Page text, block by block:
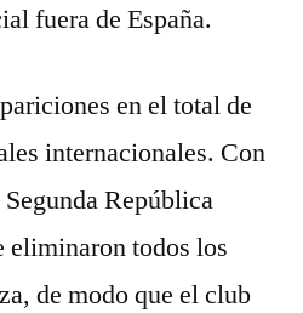
fuera de España.
en el total de
internacionales. Con
República
eliminaron todos los
de modo que el club